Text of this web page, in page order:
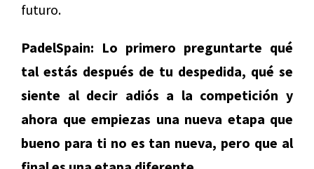
futuro.
PadelSpain: Lo primero preguntarte qué
tal estás después de tu despedida, qué se
siente al decir adiós a la competición y
ahora que empiezas una nueva etapa que
bueno para ti no es tan nueva, pero que al